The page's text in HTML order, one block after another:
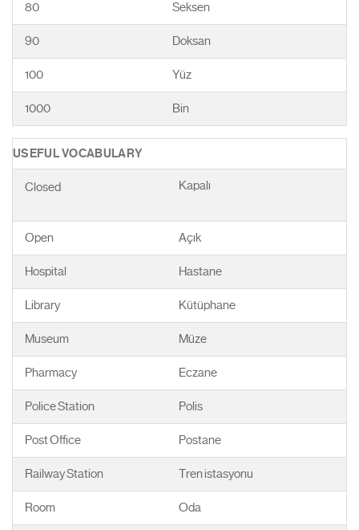
80 Seksen
90 Doksan
100 Yüz
1000 Bin
USEFUL VOCABULARY
Closed Kapalı
Open Açık
Hospital Hastane
Library Kütüphane
Museum Müze
Pharmacy Eczane
Police Station Polis
Post Office Postane
Railway Station Tren istasyonu
Room Oda